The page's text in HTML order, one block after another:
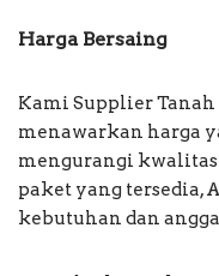
Harga Bersaing
Kami Supplier Tanah
menawarkan harga
mengurangi kwalitas
paket yang tersedia,
kebutuhan dan